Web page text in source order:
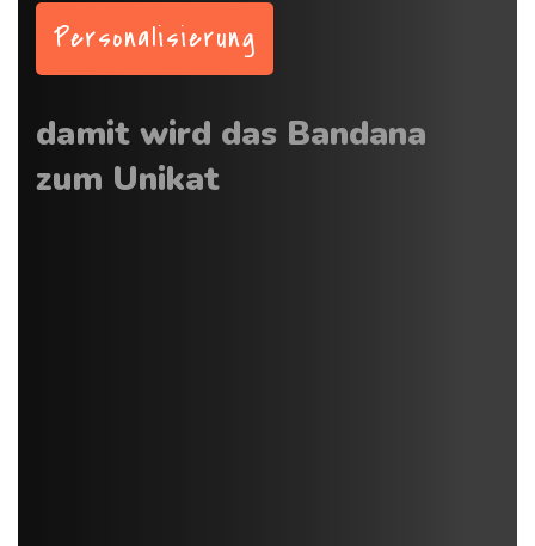
Personalisierung
damit wird das Bandana
zum Unikat